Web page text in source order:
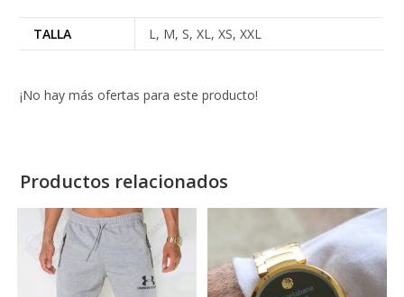
TALLA L, M, S, XL, XS, XXL
¡No hay más ofertas para este producto!
Productos relacionados